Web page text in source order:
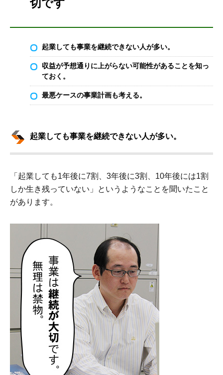
切です
起業しても事業を継続できない人が多い。
収益が予想通りに上がらない可能性があることを知っ
ておく。
最悪ケースの事業計画も考える。
起業しても事業を継続できない人が多い。
「起業しても1年後に7割、3年後に3割、10年後には1割
しか生き残っていない」というようなことを聞いたこと
があります。